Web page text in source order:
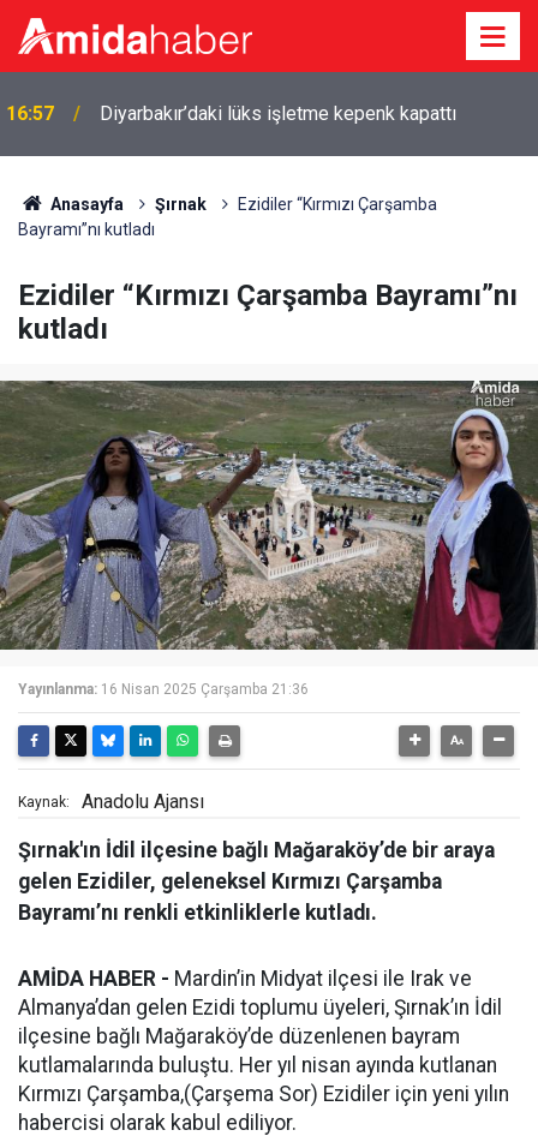
16:57 Diyarbakır’daki lüks işletme kepenk kapattı
Anasayfa Şırnak
Ezidiler “Kırmızı Çarşamba
Bayramı”nı kutladı
Ezidiler “Kırmızı Çarşamba Bayramı”nı
kutladı
Yayınlanma: 16 Nisan 2025 Çarşamba 21:36
Kaynak: Anadolu Ajansı
Şırnak'ın İdil ilçesine bağlı Mağaraköy’de bir araya
gelen Ezidiler, geleneksel Kırmızı Çarşamba
Bayramı’nı renkli etkinliklerle kutladı.
AMİDA HABER - Mardin’in Midyat ilçesi ile Irak ve
Almanya’dan gelen Ezidi toplumu üyeleri, Şırnak’ın İdil
ilçesine bağlı Mağaraköy’de düzenlenen bayram
kutlamalarında buluştu. Her yıl nisan ayında kutlanan
Kırmızı Çarşamba,(Çarşema Sor) Ezidiler için yeni yılın
habercisi olarak kabul ediliyor.